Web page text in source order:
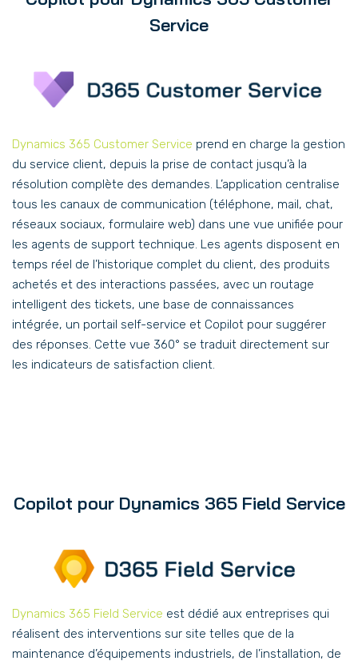
Service
Dynamics 365 Customer Service prend en charge la gestion
du service client, depuis la prise de contact jusqu’à la
résolution complète des demandes. L’application centralise
tous les canaux de communication (téléphone, mail, chat,
réseaux sociaux, formulaire web) dans une vue unifiée pour
les agents de support technique. Les agents disposent en
temps réel de l’historique complet du client, des produits
achetés et des interactions passées, avec un routage
intelligent des tickets, une base de connaissances
intégrée, un portail self-service et Copilot pour suggérer
des réponses. Cette vue 360° se traduit directement sur
les indicateurs de satisfaction client.
Copilot pour Dynamics 365 Field Service
Dynamics 365 Field Service est dédié aux entreprises qui
réalisent des interventions sur site telles que de la
maintenance d’équipements industriels, de l’installation, de